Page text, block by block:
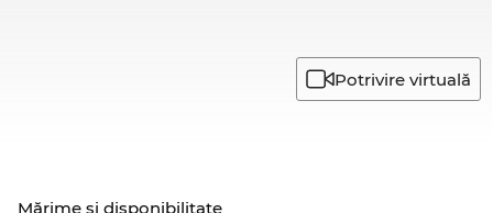
Potrivire virtuală
Mărime şi disponibilitate